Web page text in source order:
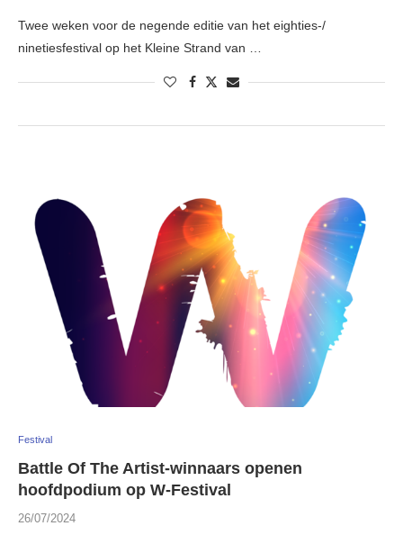
Twee weken voor de negende editie van het eighties-/
ninetiesfestival op het Kleine Strand van …
Festival
Battle Of The Artist-winnaars openen
hoofdpodium op W-Festival
26/07/2024